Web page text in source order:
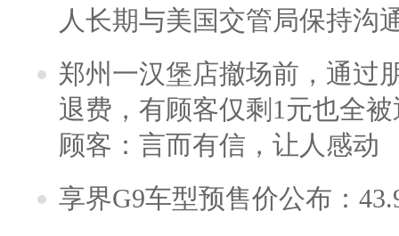
人长期与美国交管局保持沟
郑州一汉堡店撤场前，通过
退费，有顾客仅剩1元也全
顾客：言而有信，让人感动
享界G9车型预售价公布：